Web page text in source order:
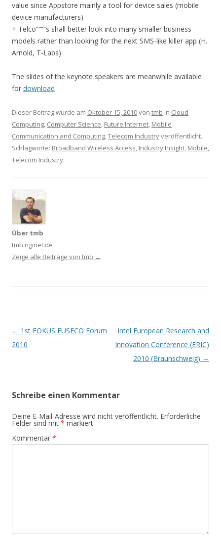
value since Appstore mainly a tool for device sales (mobile
device manufacturers)
+ Telco““““s shall better look into many smaller business
models rather than looking for the next SMS-like killer app (H.
Arnold, T-Labs)
The slides of the keynote speakers are meanwhile available
for download
Dieser Beitrag wurde am Oktober 15, 2010von tmb in Cloud
Computing, Computer Science, Future Internet, Mobile
Communication and Computing,Telecom Industryveröffentlicht.
Schlagworte: Broadband Wireless Access, Industry Insight, Mobile,
Telecom Industry.
Über tmb
tmb.nginet.de
Zeige alle Beiträge von tmb →
Beitrags-
Navigation
← 1st FOKUS FUSECO Forum
2010
Intel European Research and
Innovation Conference (ERIC)
2010 (Braunschweig) →
Schreibe einen Kommentar
Deine E-Mail-Adresse wird nicht veröffentlicht. Erforderliche
Felder sind mit * markiert
Kommentar *